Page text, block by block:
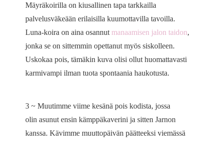
Mäyräkoirilla on kiusallinen tapa tarkkailla
palvelusväkeään erilaisilla kuumottavilla tavoilla.
Luna-koira on aina osannut manaamisen jalon taidon,
jonka se on sittemmin opettanut myös siskolleen.
Uskokaa pois, tämäkin kuva olisi ollut huomattavasti
karmivampi ilman tuota spontaania haukotusta.
3 ~ Muutimme viime kesänä pois kodista, jossa
olin asunut ensin kämppäkaverini ja sitten Jarnon
kanssa. Kävimme muuttopäivän päätteeksi viemässä